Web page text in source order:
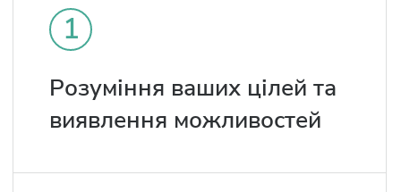
1
Розуміння ваших цілей та
виявлення можливостей